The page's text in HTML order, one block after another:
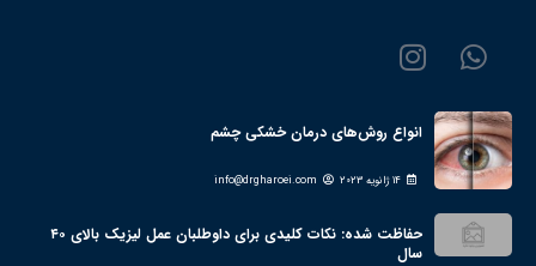
انواع روش‌های درمان خشکی چشم
14 ژانویه 2023 info@drgharoei.com
حفاظت شده: نکات کلیدی برای داوطلبان عمل لیزیک بالای ۴۰
سال